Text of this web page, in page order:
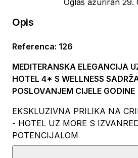
Oglas ažuriran 29.
Opis
Referenca: 126
MEDITERANSKA ELEGANCIJA
HOTEL 4* S WELLNESS
POSLOVANJEM CIJELE GODINE
EKSKLUZIVNA PRILIKA NA
- HOTEL UZ MORE S
POTENCIJALOM
Predstavljamo jedinstvenu